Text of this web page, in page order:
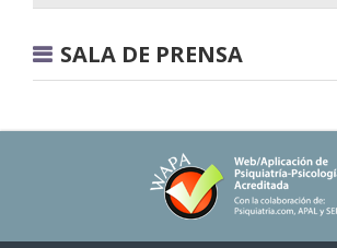
SALA DE PRENSA